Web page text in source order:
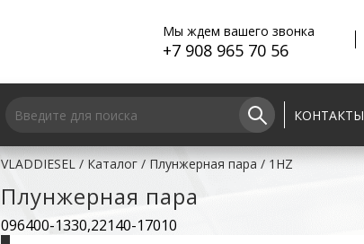
Мы ждем вашего звонка
+7 908 965 70 56
КОНТАКТЫ
VLADDIESEL/Каталог /Плунжерная пара / 1HZ
Плунжерная пара
096400-1330,22140-17010